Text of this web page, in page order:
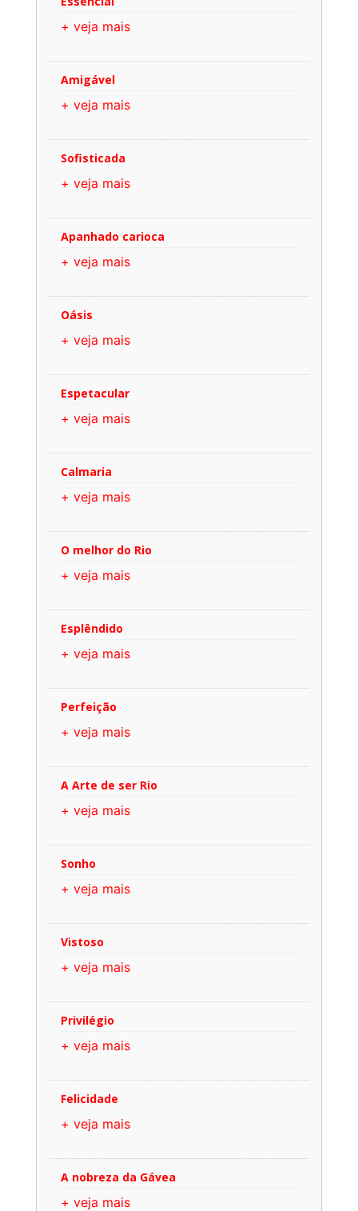
+ veja mais
Amigável
+ veja mais
Sofisticada
+ veja mais
Apanhado carioca
+ veja mais
Oásis
+ veja mais
Espetacular
+ veja mais
Calmaria
+ veja mais
O melhor do Rio
+ veja mais
Esplêndido
+ veja mais
Perfeição
+ veja mais
A Arte de ser Rio
+ veja mais
Sonho
+ veja mais
Vistoso
+ veja mais
Privilégio
+ veja mais
Felicidade
+ veja mais
A nobreza da Gávea
+ veja mais